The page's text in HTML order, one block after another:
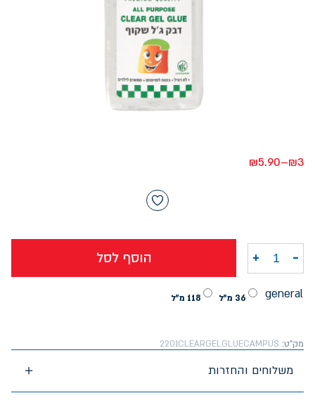
₪3
–
₪5.90
general 36 מ"ל 118 מ"ל
- כמות של דבק ג'ל שקוף קמפוס במגוון גדלים
+ הוסף לסל
מק"ט: 2201CLEARGELGLUECAMPUS
משלוחים והחזרות